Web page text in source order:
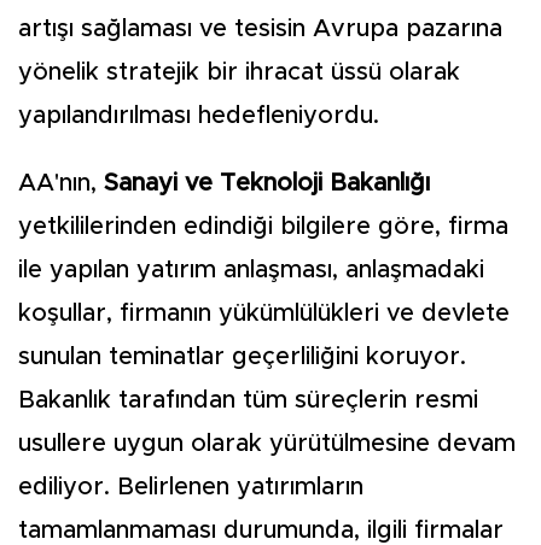
artışı sağlaması ve tesisin Avrupa pazarına
yönelik stratejik bir ihracat üssü olarak
yapılandırılması hedefleniyordu.
AA'nın, Sanayi ve Teknoloji Bakanlığı
yetkililerinden edindiği bilgilere göre, firma
ile yapılan yatırım anlaşması, anlaşmadaki
koşullar, firmanın yükümlülükleri ve devlete
sunulan teminatlar geçerliliğini koruyor.
Bakanlık tarafından tüm süreçlerin resmi
usullere uygun olarak yürütülmesine devam
ediliyor. Belirlenen yatırımların
tamamlanmaması durumunda, ilgili firmalar